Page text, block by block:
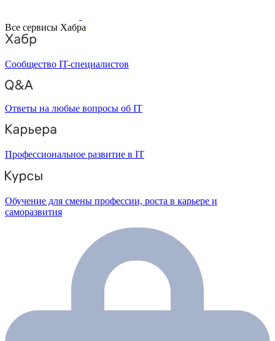
Все сервисы Хабра
Сообщество IT-специалистов
Ответы на любые вопросы об IT
Профессиональное развитие в IT
Обучение для смены профессии, роста в карьере и
саморазвития